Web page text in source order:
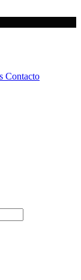
Contacto